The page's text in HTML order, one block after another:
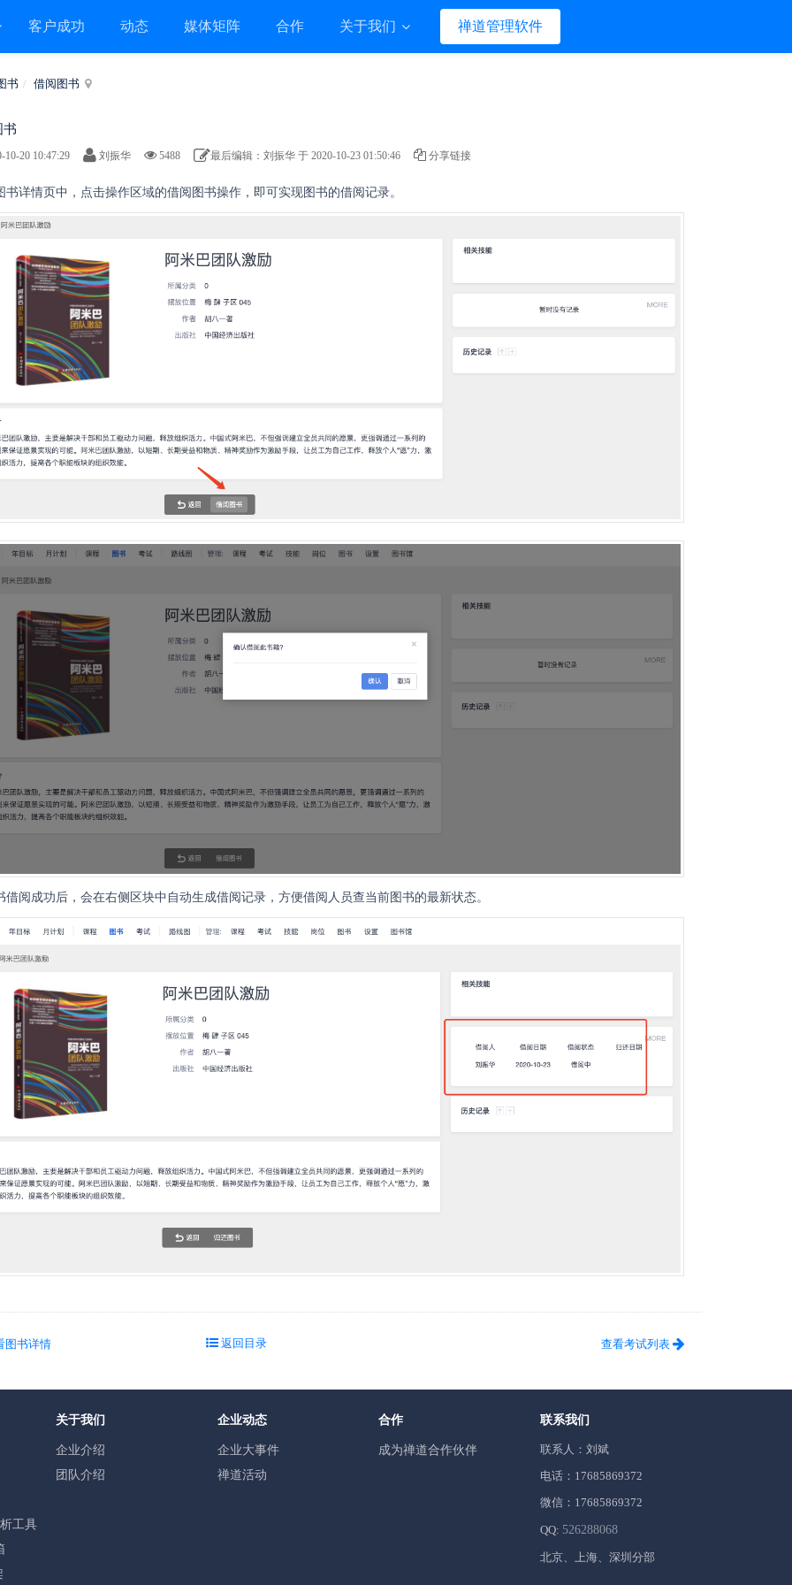
客户成功 动态 媒体矩阵 合作 关于我们 禅道管理软件
书 借阅图书
书
10-20 10:47:29 刘振华 5488 最后编辑：刘振华 于 2020-10-23 01:50:46 分享链接
书详情页中，点击操作区域的借阅图书操作，即可实现图书的借阅记录。
借阅成功后，会在右侧区块中自动生成借阅记录，方便借阅人员查当前图书的最新状态。
图书详情 返回目录 查看考试列表
工具
关于我们
企业介绍
团队介绍
企业动态
企业大事件
禅道活动
合作
成为禅道合作伙伴
联系我们
联系人：刘斌
电话：17685869372
微信：17685869372
QQ: 526288068
北京、上海、深圳分部